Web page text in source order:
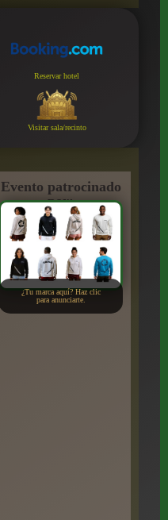
Reservar hotel
Visitar sala/recinto
Evento patrocinado
por:
¿Tu marca aquí? Haz clic
para anunciarte.